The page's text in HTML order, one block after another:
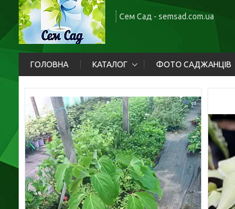
Сем Сад - semsad.com.ua
ГОЛОВНА КАТАЛОГ ФОТО САДЖАНЦІВ